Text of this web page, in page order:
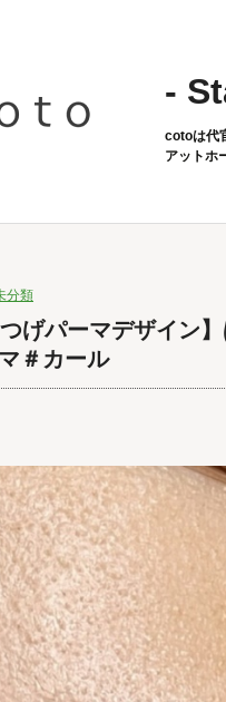
-
cotoは代
アットホ
分類
つげパーマデザイン
＃カール